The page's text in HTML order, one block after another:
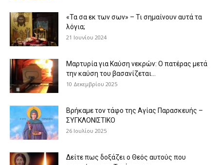
«Τα σα εκ των σων» – Τι σημαίνουν αυτά τα
λόγια;
21 Ιουνίου 2024
Μαρτυρία για Καύση νεκρών: Ο πατέρας μετά
την καύση του βασανίζεται...
10 Δεκεμβρίου 2025
Βρήκαμε τον τάφο της Αγίας Παρασκευής –
ΣΥΓΚΛΟΝΙΣΤΙΚΟ
26 Ιουλίου 2025
Δείτε πως δοξάζει ο Θεός αυτούς που